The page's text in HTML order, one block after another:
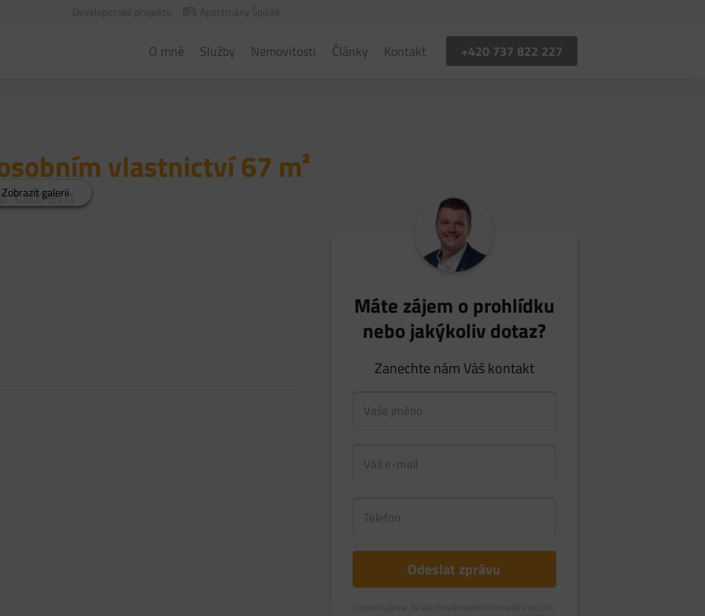
Developerské projekty: Apartmány Špičák
O mně Služby Nemovitosti Články Kontakt +420 737 822 227
vlastnictví 67 m²
Labem
Zobrazit galerii
Máte zájem o prohlídku
nebo jakýkoliv dotaz?
Zanechte nám Váš kontakt